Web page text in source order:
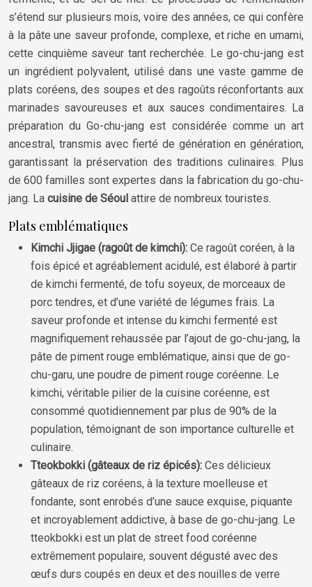
s’étend sur plusieurs mois, voire des années, ce qui confère
à la pâte une saveur profonde, complexe, et riche en umami,
cette cinquième saveur tant recherchée. Le go-chu-jang est
un ingrédient polyvalent, utilisé dans une vaste gamme de
plats coréens, des soupes et des ragoûts réconfortants aux
marinades savoureuses et aux sauces condimentaires. La
préparation du Go-chu-jang est considérée comme un art
ancestral, transmis avec fierté de génération en génération,
garantissant la préservation des traditions culinaires. Plus
de 600 familles sont expertes dans la fabrication du go-chu-
jang. La cuisine de Séoul attire de nombreux touristes.
Plats emblématiques
Kimchi Jjigae (ragoût de kimchi): Ce ragoût coréen, à la
fois épicé et agréablement acidulé, est élaboré à partir
de kimchi fermenté, de tofu soyeux, de morceaux de
porc tendres, et d’une variété de légumes frais. La
saveur profonde et intense du kimchi fermenté est
magnifiquement rehaussée par l’ajout de go-chu-jang, la
pâte de piment rouge emblématique, ainsi que de go-
chu-garu, une poudre de piment rouge coréenne. Le
kimchi, véritable pilier de la cuisine coréenne, est
consommé quotidiennement par plus de 90% de la
population, témoignant de son importance culturelle et
culinaire.
Tteokbokki (gâteaux de riz épicés): Ces délicieux
gâteaux de riz coréens, à la texture moelleuse et
fondante, sont enrobés d’une sauce exquise, piquante
et incroyablement addictive, à base de go-chu-jang. Le
tteokbokki est un plat de street food coréenne
extrêmement populaire, souvent dégusté avec des
œufs durs coupés en deux et des nouilles de verre